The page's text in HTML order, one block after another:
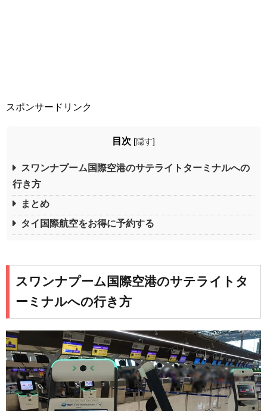
スポンサードリンク
目次 [隠す]
スワンナプーム国際空港のサテライトターミナルへの
行き方
まとめ
タイ国際航空をお得に予約する
スワンナプーム国際空港のサテライトタ
ーミナルへの行き方